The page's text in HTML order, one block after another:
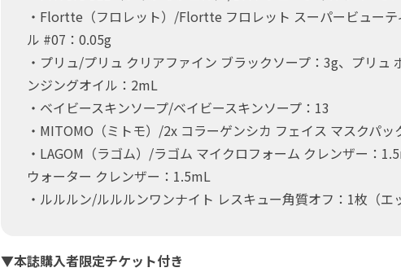
・Flortte（フロレット）/Flortte フロレット スーパービューテ
ル #07：0.05g
・プリュ/プリュ クリアファイン ブラックソープ：3g、プリュ
ンジングオイル：2mL
・ベイビースキンソープ/ベイビースキンソープ：13
・MITOMO（ミトモ）/2x コラーゲンシカ フェイス マスクパッ
・LAGOM（ラゴム）/ラゴム マイクロフォーム クレンザー：
ウォーター クレンザー：1.5mL
・ルルルン/ルルルンワンナイト レスキュー角質オフ：1枚（エ
▼本誌購入者限定チケット付き